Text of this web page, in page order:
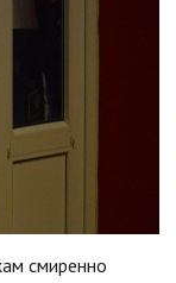
смиренно